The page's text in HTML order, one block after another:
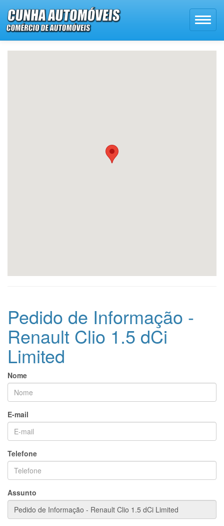
Pedido de Informação -
Renault Clio 1.5 dCi
Limited
Nome
E-mail
Telefone
Assunto